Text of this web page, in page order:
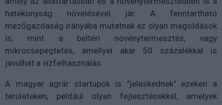
hatékonyság növelésével jár. A fenntartható
mezőgazdaság irányába mutatnak az olyan megoldások
is, mint a beltéri növénytermesztés, vagy
mikrocsepegtetés, amellyel akár 50 százalékkal is
javulhat a vízfelhasználás.
A magyar agrár startupok is "jeleskednek" ezeken a
területeken, például olyan fejlesztésekkel, amelyek